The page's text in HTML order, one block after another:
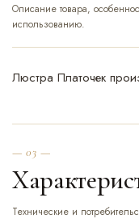
Описание товара,
использованию.
Люстра Платочек
— 03 —
Технические и